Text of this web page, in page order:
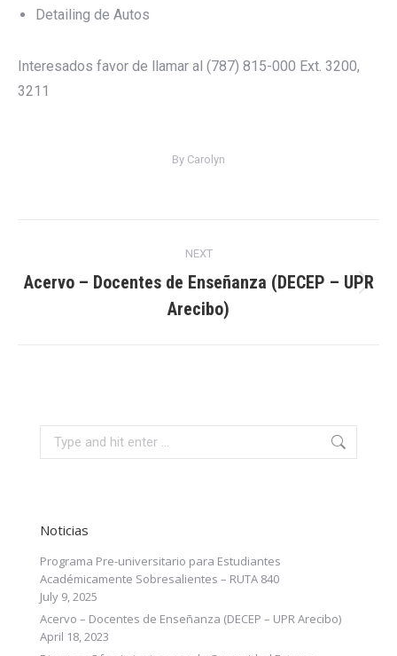
Detailing de Autos
Interesados favor de llamar al (787) 815-000 Ext. 3200,
3211
By Carolyn
navigation
NEXT
Next
post:
Acervo – Docentes de Enseñanza (DECEP – UPR
Arecibo)
Search:
Noticias
Programa Pre-universitario para Estudiantes
Académicamente Sobresalientes – RUTA 840
July 9, 2025
Acervo – Docentes de Enseñanza (DECEP – UPR Arecibo)
April 18, 2023